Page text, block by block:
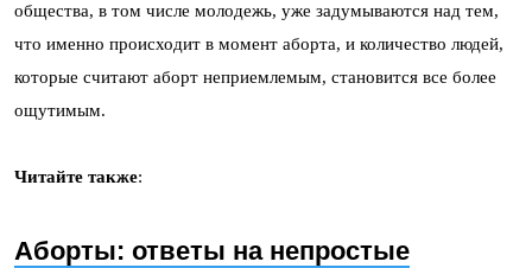
общества, в том числе молодежь, уже задумываются над тем,
что именно происходит в момент аборта, и количество людей,
которые считают аборт неприемлемым, становится все более
ощутимым.
Читайте также:
Аборты: ответы на непростые